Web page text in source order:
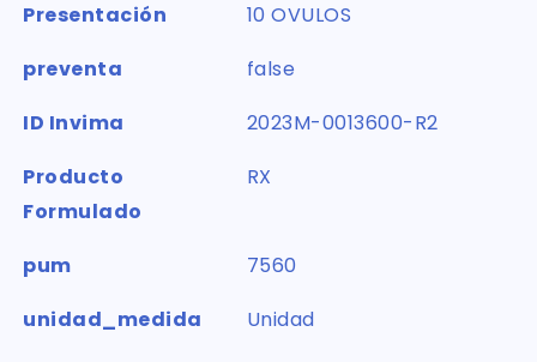
Presentación
10 OVULOS
preventa
false
ID Invima
2023M-0013600-R2
Producto
Formulado
RX
pum
7560
unidad_medida
Unidad